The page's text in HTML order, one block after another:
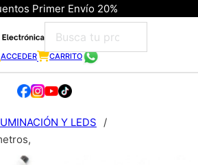
Primer Envío 20%
ACCEDER CARRITO
Y LEDS
/